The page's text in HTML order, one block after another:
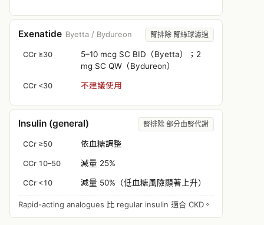
Exenatide Byetta / Bydureon 腎排除 腎絲球濾過
CCr ≥30
5–10 mcg SC BID（Byetta）；2
mg SC QW（Bydureon）
CCr <30 不建議使用
Insulin (general) 腎排除 部分由腎代謝
CCr ≥50 依血糖調整
CCr 10–50 減量 25%
CCr <10 減量 50%（低血糖風險顯著上升）
Rapid-acting analogues 比 regular insulin 適合 CKD。